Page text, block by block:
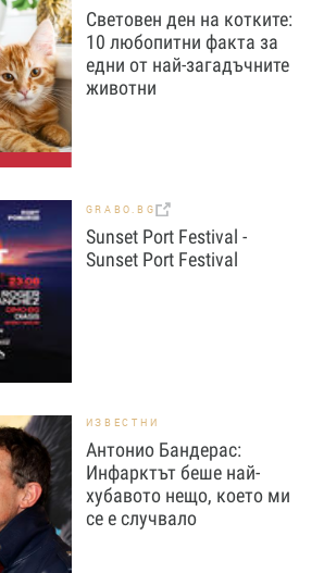
Световен ден на котките:
10 любопитни факта за
едни от най-загадъчните
животни
GRABO.BG
Sunset Port Festival -
Sunset Port Festival
ИЗВЕСТНИ
Антонио Бандерас:
Инфарктът беше най-
хубавото нещо, което ми
се е случвало